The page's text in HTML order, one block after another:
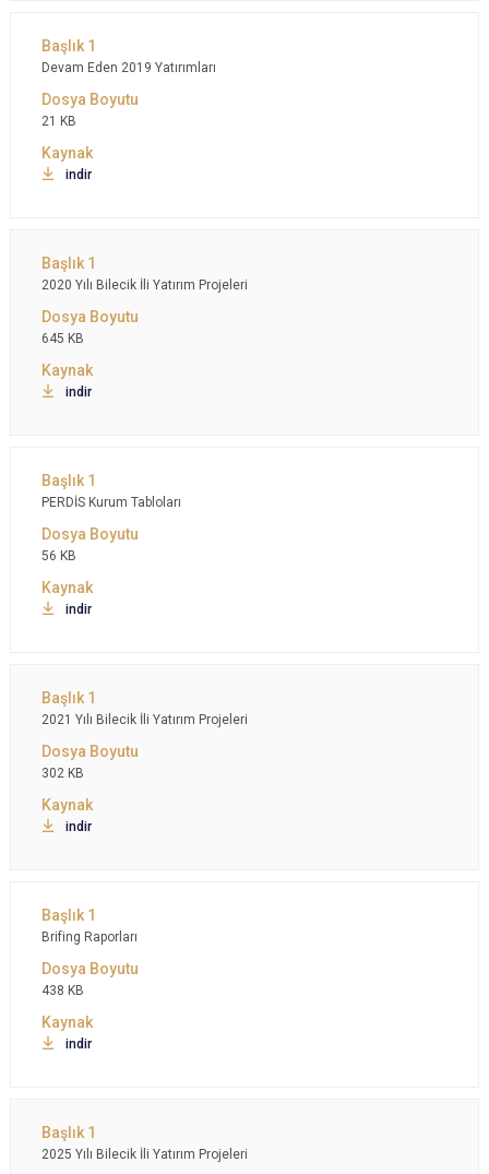
Devam Eden 2019 Yatırımları
21 KB
indir
2020 Yılı Bilecik İli Yatırım Projeleri
645 KB
indir
PERDİS Kurum Tabloları
56 KB
indir
2021 Yılı Bilecik İli Yatırım Projeleri
302 KB
indir
Brifing Raporları
438 KB
indir
2025 Yılı Bilecik İli Yatırım Projeleri